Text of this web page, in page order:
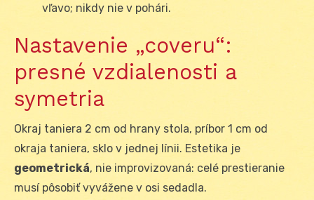
vľavo; nikdy nie v pohári.
Nastavenie „coveru“:
presné vzdialenosti a
symetria
Okraj taniera 2 cm od hrany stola, príbor 1 cm od
okraja taniera, sklo v jednej línii. Estetika je
geometrická, nie improvizovaná: celé prestieranie
musí pôsobiť vyvážene v osi sedadla.